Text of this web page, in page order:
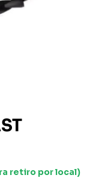
retiro por local)